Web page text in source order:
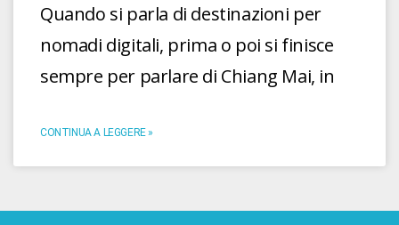
Quando si parla di destinazioni per
nomadi digitali, prima o poi si finisce
sempre per parlare di Chiang Mai, in
CONTINUA A LEGGERE »